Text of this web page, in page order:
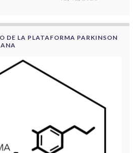
DE LA PLATAFORMA PARKINSON